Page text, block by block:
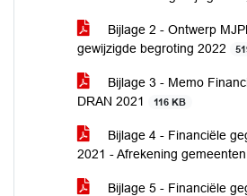
Bijlage 2 - Ontwerp
gewijzigde begroting 2022
Bijlage 3 - Memo
DRAN 2021
116 KB
Bijlage 4 - Financiële
2021 - Afrekening gemeenten
Bijlage 5 - Financiële